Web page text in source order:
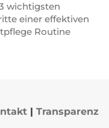
wichtigsten
einer effektiven
Routine
| Transparenz